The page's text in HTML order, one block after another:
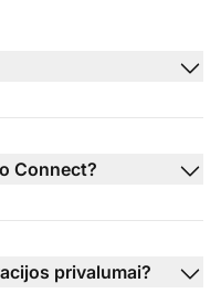
Connect?
privalumai?